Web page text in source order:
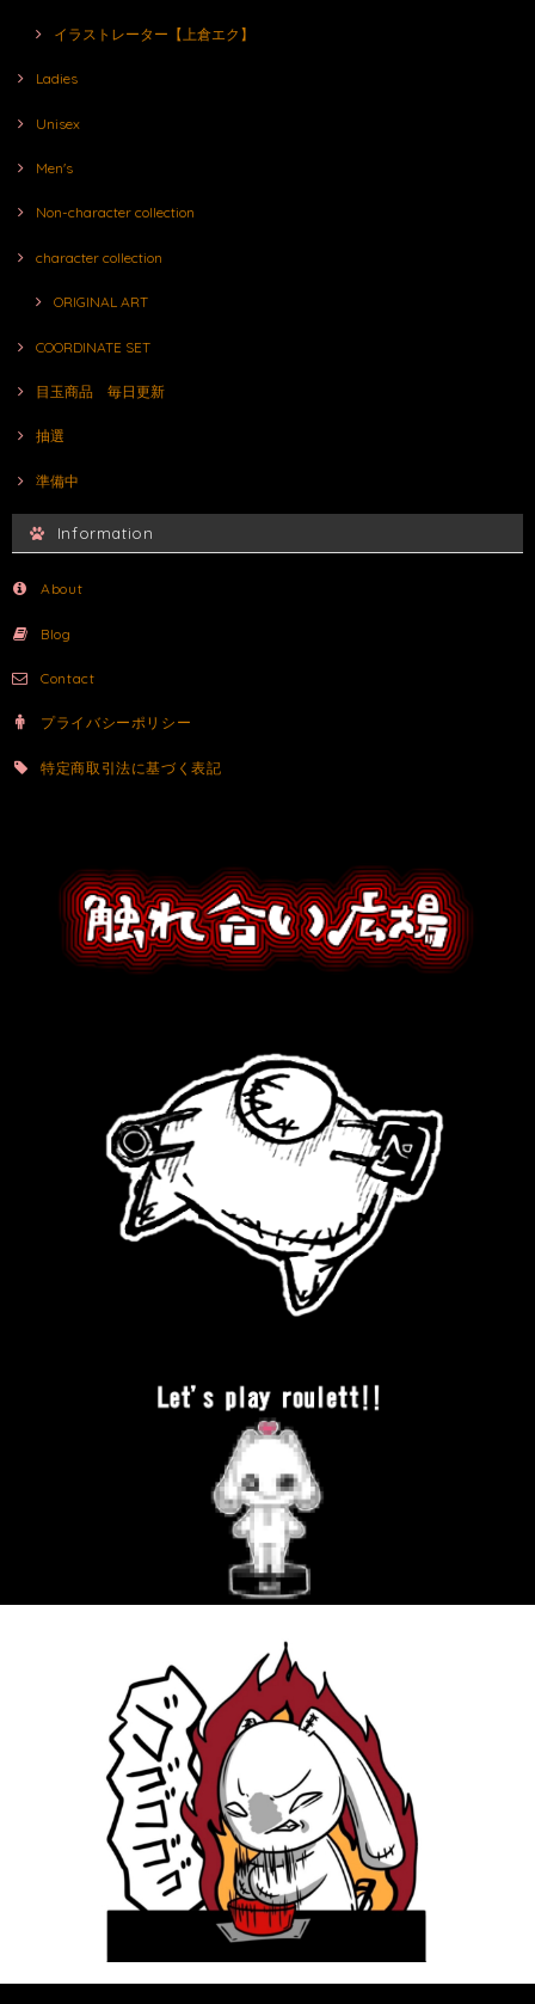
イラストレーター【上倉エク】
Ladies
Unisex
Men's
Non-character collection
character collection
ORIGINAL ART
COORDINATE SET
目玉商品 毎日更新
抽選
準備中
Information
About
Blog
Contact
プライバシーポリシー
特定商取引法に基づく表記